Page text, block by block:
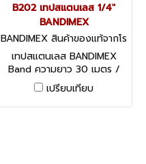
B202 เทปสแตนเลส 1/4"
BANDIMEX
BANDIMEX สินค้าของแท้จากโร
งงานผู้ผลิต B202
เทปสแตนเลส BANDIMEX
Band ความยาว 30 เมตร /
ม้วน มีหลายขนาดให้เลือก
BANDIMEX BAND
เปรียบเทียบ